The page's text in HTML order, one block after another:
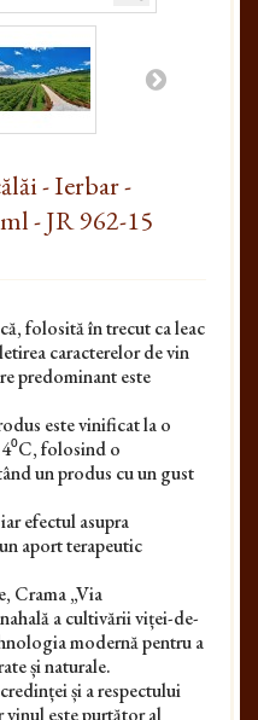
- Ierbar -
- JR 962-15
folosită în trecut ca leac
caracterelor de vin
predominant este
este vinificat la o
folosind o
un produs cu un gust
efectul asupra
aport terapeutic
Crama „Via
a cultivării viței-de-
modernă pentru a
și naturale.
și a respectului
este purtător al